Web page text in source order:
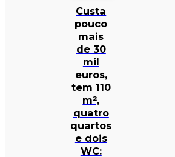
Custa
pouco
mais
de 30
mil
euros,
tem 110
m²,
quatro
quartos
e dois
WC: